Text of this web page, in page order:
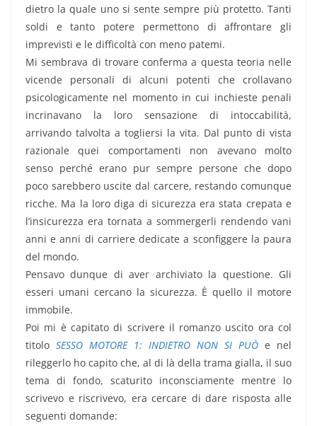
dietro la quale uno si sente sempre più protetto. Tanti
soldi e tanto potere permettono di affrontare gli
imprevisti e le difficoltà con meno patemi.
Mi sembrava di trovare conferma a questa teoria nelle
vicende personali di alcuni potenti che crollavano
psicologicamente nel momento in cui inchieste penali
incrinavano la loro sensazione di intoccabilità,
arrivando talvolta a togliersi la vita. Dal punto di vista
razionale quei comportamenti non avevano molto
senso perché erano pur sempre persone che dopo
poco sarebbero uscite dal carcere, restando comunque
ricche. Ma la loro diga di sicurezza era stata crepata e
l’insicurezza era tornata a sommergerli rendendo vani
anni e anni di carriere dedicate a sconfiggere la paura
del mondo.
Pensavo dunque di aver archiviato la questione. Gli
esseri umani cercano la sicurezza. È quello il motore
immobile.
Poi mi è capitato di scrivere il romanzo uscito ora col
titolo SESSO MOTORE 1: INDIETRO NON SI PUÒ e nel
rileggerlo ho capito che, al di là della trama gialla, il suo
tema di fondo, scaturito inconsciamente mentre lo
scrivevo e riscrivevo, era cercare di dare risposta alle
seguenti domande: